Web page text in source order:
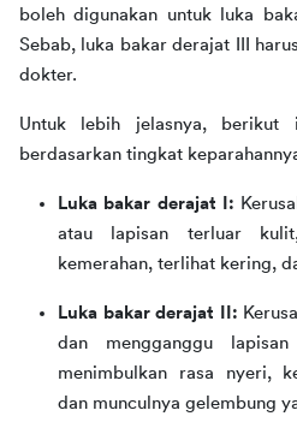
boleh digunakan untuk luka
Sebab, luka bakar derajat III
dokter.
Untuk lebih jelasnya,
berdasarkan tingkat
Luka bakar derajat I:
atau lapisan terluar
kemerahan, terlihat kering,
Luka bakar derajat II:
dan mengganggu
menimbulkan rasa nyeri,
dan munculnya gelembung